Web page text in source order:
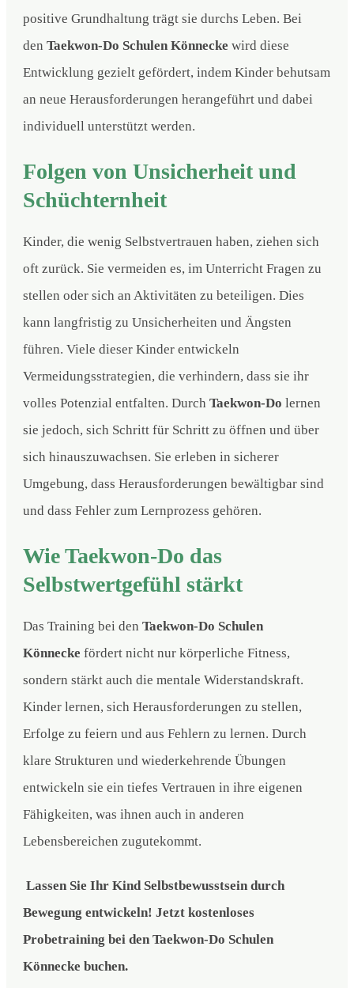
positive Grundhaltung trägt sie durchs Leben. Bei
den Taekwon-Do Schulen Könnecke wird diese
Entwicklung gezielt gefördert, indem Kinder behutsam
an neue Herausforderungen herangeführt und dabei
individuell unterstützt werden.
Folgen von Unsicherheit und
Schüchternheit
Kinder, die wenig Selbstvertrauen haben, ziehen sich
oft zurück. Sie vermeiden es, im Unterricht Fragen zu
stellen oder sich an Aktivitäten zu beteiligen. Dies
kann langfristig zu Unsicherheiten und Ängsten
führen. Viele dieser Kinder entwickeln
Vermeidungsstrategien, die verhindern, dass sie ihr
volles Potenzial entfalten. Durch Taekwon-Do lernen
sie jedoch, sich Schritt für Schritt zu öffnen und über
sich hinauszuwachsen. Sie erleben in sicherer
Umgebung, dass Herausforderungen bewältigbar sind
und dass Fehler zum Lernprozess gehören.
Wie Taekwon-Do das
Selbstwertgefühl stärkt
Das Training bei den Taekwon-Do Schulen
Könnecke fördert nicht nur körperliche Fitness,
sondern stärkt auch die mentale Widerstandskraft.
Kinder lernen, sich Herausforderungen zu stellen,
Erfolge zu feiern und aus Fehlern zu lernen. Durch
klare Strukturen und wiederkehrende Übungen
entwickeln sie ein tiefes Vertrauen in ihre eigenen
Fähigkeiten, was ihnen auch in anderen
Lebensbereichen zugutekommt.
Lassen Sie Ihr Kind Selbstbewusstsein durch
Bewegung entwickeln! Jetzt kostenloses
Probetraining bei den Taekwon-Do Schulen
Könnecke buchen.